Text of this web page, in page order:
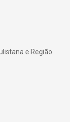
e Região.